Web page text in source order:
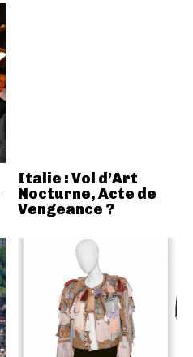
Italie : Vol d’Art
Nocturne, Acte de
Vengeance ?